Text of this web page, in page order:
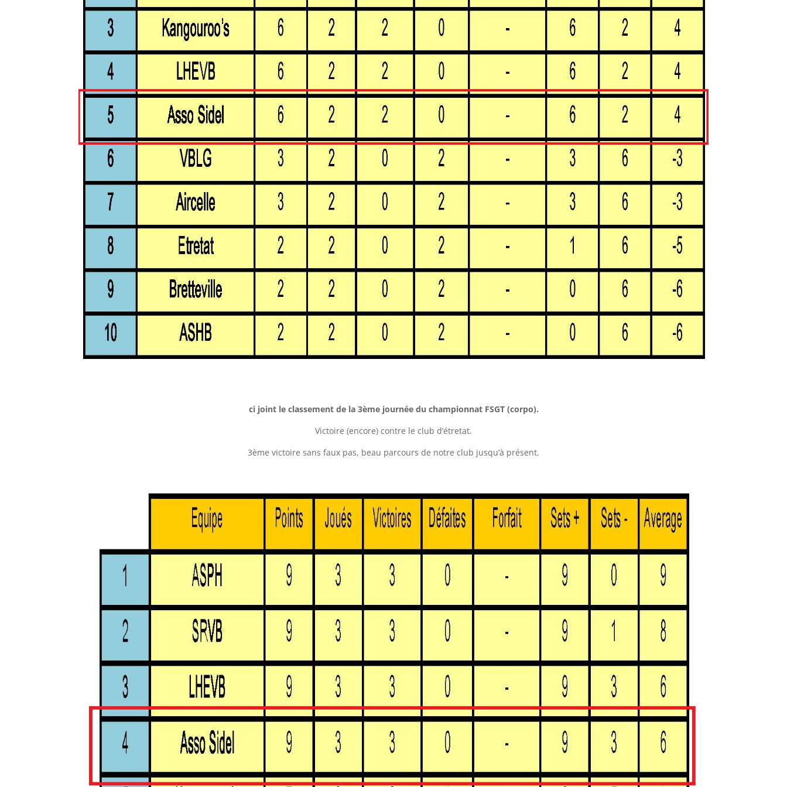
ci joint le classement de la 3ème journée du championnat FSGT (corpo).
Victoire (encore) contre le club d’étretat.
3ème victoire sans faux pas, beau parcours de notre club jusqu’à présent.